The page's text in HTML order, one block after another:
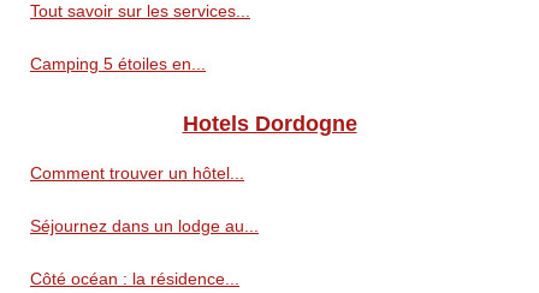
Tout savoir sur les services...
Camping 5 étoiles en...
Hotels Dordogne
Comment trouver un hôtel...
Séjournez dans un lodge au...
Côté océan : la résidence...